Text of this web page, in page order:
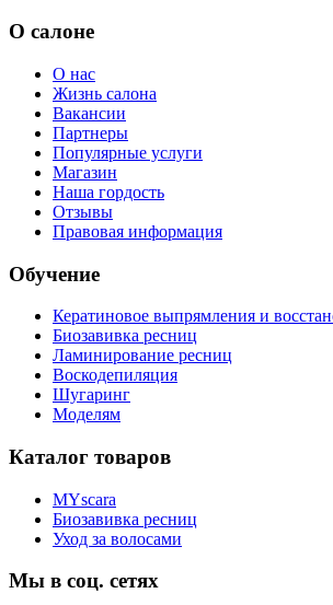
О салоне
О нас
Жизнь салона
Вакансии
Партнеры
Популярные услуги
Магазин
Наша гордость
Отзывы
Правовая информация
Обучение
Кератиновое выпрямления и
Биозавивка ресниц
Ламинирование ресниц
Воскодепиляция
Шугаринг
Моделям
Каталог товаров
MYscara
Биозавивка ресниц
Уход за волосами
Мы в соц. сетях